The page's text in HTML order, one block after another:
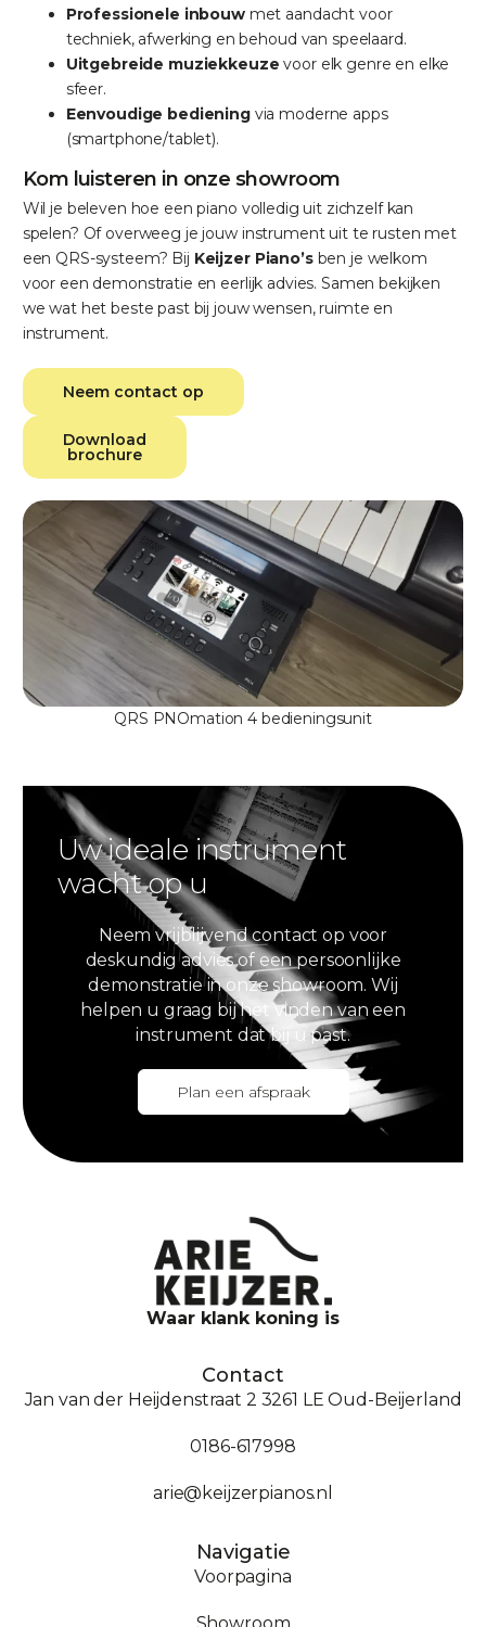
Professionele inbouwmet aandacht voor
techniek, afwerking en behoud van speelaard.
Uitgebreide muziekkeuze voor elk genre en elke
sfeer.
Eenvoudige bedieningvia moderne apps
(smartphone/tablet).
Kom luisteren in onze showroom
Wil je beleven hoe een piano volledig uit zichzelf kan
spelen? Of overweeg je jouw instrument uit te rusten met
een QRS-systeem? Bij Keijzer Piano’sben je welkom
voor een demonstratie en eerlijk advies. Samen bekijken
we wat het beste past bij jouw wensen, ruimte en
instrument.
Neem contact op
Download
brochure
QRS PNOmation 4 bedieningsunit
Uw ideale instrument
wacht op u
Neem vrijblijvend contact op voor
deskundig advies of een persoonlijke
demonstratie in onze showroom. Wij
helpen u graag bij het vinden van een
instrument dat bij u past.
Plan een afspraak
Waar klank koning is
Contact
Jan van der Heijdenstraat 2 3261 LE Oud-Beijerland
0186-617998
arie@keijzerpianos.nl
Navigatie
Voorpagina
Showroom